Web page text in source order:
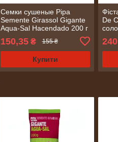
Семки сушеные Pipa
Semente Girassol Gigante
Aqua-Sal Hacendado 200 г
150,35₴ 155 ₴
Купити
De